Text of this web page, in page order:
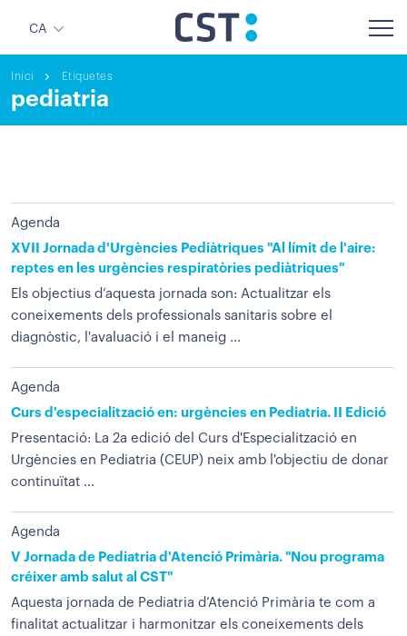
CA
Inici Etiquetes
pediatria
Agenda
XVII Jornada d'Urgències Pediàtriques "Al límit de l'aire:
reptes en les urgències respiratòries pediàtriques"
Els objectius d’aquesta jornada son: Actualitzar els
coneixements dels professionals sanitaris sobre el
diagnòstic, l'avaluació i el maneig ...
Agenda
Curs d'especialització en: urgències en Pediatria. II Edició
Presentació: La 2a edició del Curs d'Especialització en
Urgències en Pediatria (CEUP) neix amb l'objectiu de donar
continuïtat ...
Agenda
V Jornada de Pediatria d'Atenció Primària. "Nou programa
créixer amb salut al CST"
Aquesta jornada de Pediatria d’Atenció Primària te com a
finalitat actualitzar i harmonitzar els coneixements dels